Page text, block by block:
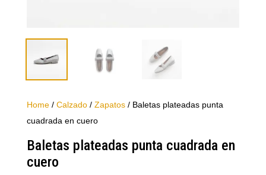
Home/ Calzado/ Zapatos/ Baletas plateadas punta
cuadrada en cuero
Baletas plateadas punta cuadrada en
cuero